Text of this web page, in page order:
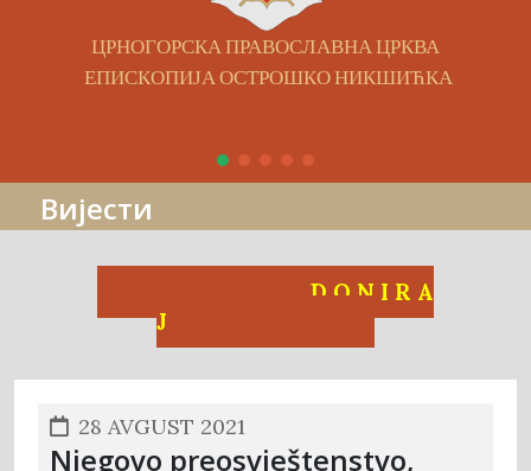
ЦРНОГОРСКА ПРАВОСЛАВНА ЦРКВА
ЕПИСКОПИЈА ОСТРОШКО НИКШИЋКА
Вијести
D O N I R A
J
28 AVGUST 2021
Njegovo preosvještenstvo,